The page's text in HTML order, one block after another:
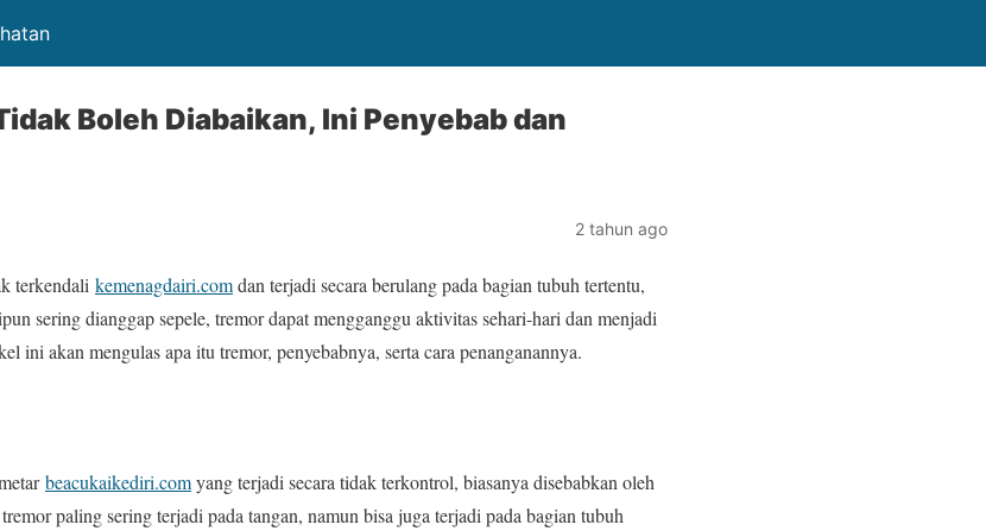
Boleh Diabaikan, Ini Penyebab dan
2 tahun ago
terkendali kemenagdairi.comdan terjadi secara berulang pada bagian tubuh tertentu,
sering dianggap sepele, tremor dapat mengganggu aktivitas sehari-hari dan menjadi
ini akan mengulas apa itu tremor, penyebabnya, serta cara penanganannya.
beacukaikediri.comyang terjadi secara tidak terkontrol, biasanya disebabkan oleh
paling sering terjadi pada tangan, namun bisa juga terjadi pada bagian tubuh